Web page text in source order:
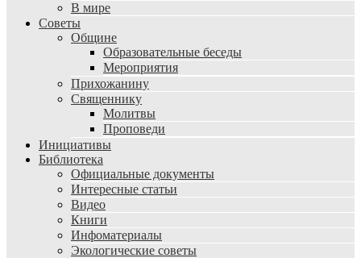
В мире
Советы
Общине
Образовательные беседы
Мероприятия
Прихожанину
Священнику
Молитвы
Проповеди
Инициативы
Библиотека
Официальные документы
Интересные статьи
Видео
Книги
Инфоматериалы
Экологические советы